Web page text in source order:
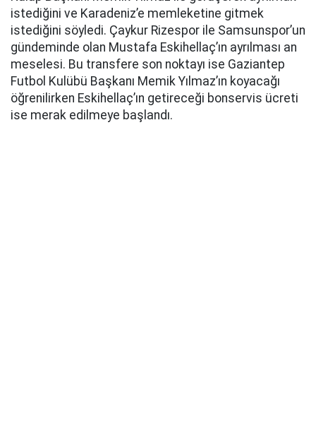
istediğini ve Karadeniz’e memleketine gitmek
istediğini söyledi. Çaykur Rizespor ile Samsunspor’un
gündeminde olan Mustafa Eskihellaç’ın ayrılması an
meselesi. Bu transfere son noktayı ise Gaziantep
Futbol Kulübü Başkanı Memik Yılmaz’ın koyacağı
öğrenilirken Eskihellaç’ın getireceği bonservis ücreti
ise merak edilmeye başlandı.